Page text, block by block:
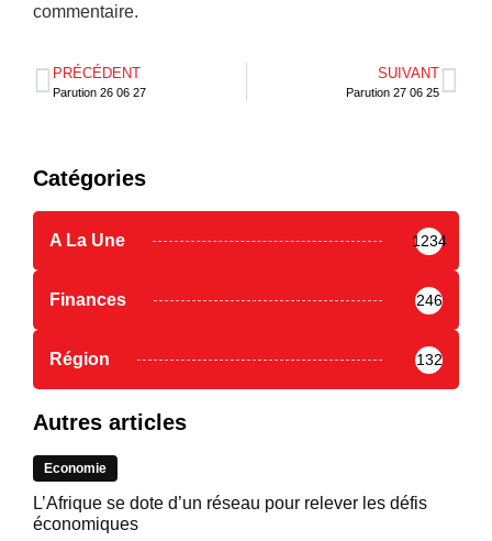
commentaire.
PRÉCÉDENT
Parution 26 06 27
SUIVANT
Parution 27 06 25
Catégories
A La Une 1234
Finances 246
Région 132
Autres articles
Economie
L’Afrique se dote d’un réseau pour relever les défis
économiques